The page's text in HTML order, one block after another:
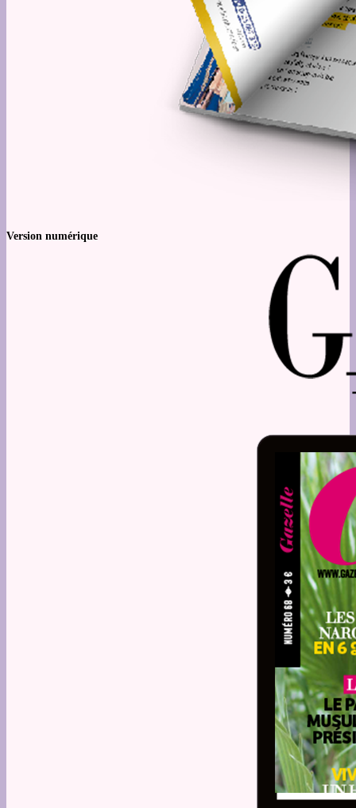
Version numérique